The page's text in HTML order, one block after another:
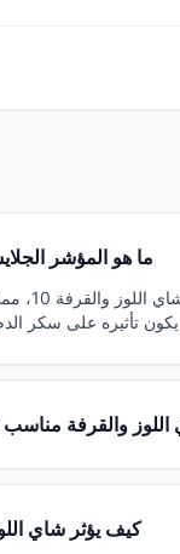
ما هو المؤشر
يبلغ
والقرفة مناسب
كيف يؤثر شاي